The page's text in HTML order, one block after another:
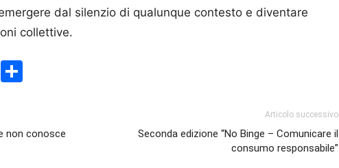
dal silenzio di qualunque contesto e diventare
collettive.
Telegram
non conosce
Articolo successivo
Seconda edizione “No Binge – Comunicare il
consumo responsabile”